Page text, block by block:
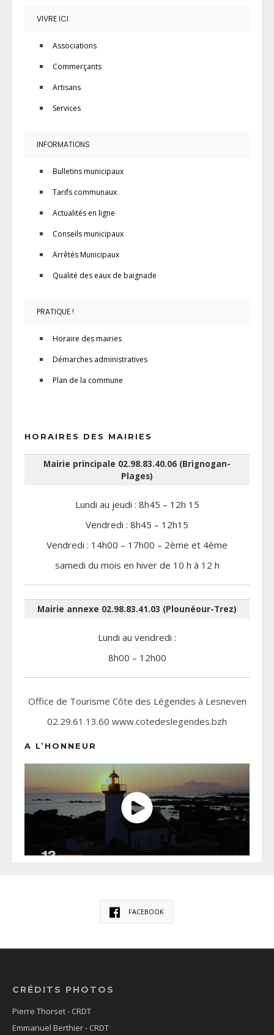
VIVRE ICI
Associations
Commerçants
Artisans
Services
INFORMATIONS
Bulletins municipaux
Tarifs communaux
Actualités en ligne
Conseils municipaux
Arrêtés Municipaux
Qualité des eaux de baignade
PRATIQUE !
Horaire des mairies
Démarches administratives
Plan de la commune
HORAIRES DES MAIRIES
Mairie principale 02.98.83.40.06 (Brignogan-
Plages)
Lundi au jeudi : 8h45 – 12h 15
Vendredi : 8h45 – 12h15
Vendredi : 14h00 – 17h00 – 2ème et 4ème
samedi du mois en hiver de 10 h à 12 h
Mairie annexe 02.98.83.41.03 (Plounéour-Trez)
Lundi au vendredi :
8h00 – 12h00
Office de Tourisme Côte des Légendes à Lesneven
02.29.61.13.60 www.cotedeslegendes.bzh
A L’HONNEUR
FACEBOOK
CRÉDITS PHOTOS
Pierre Thorset - CRDT
Emmanuel Berthier - CRDT